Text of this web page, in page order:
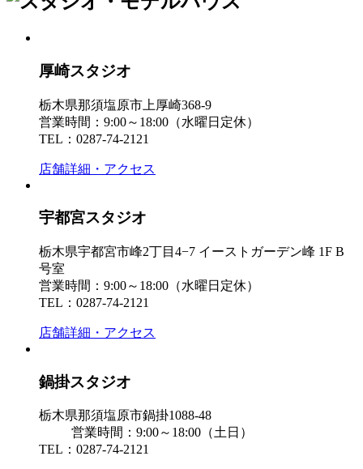
厚崎スタジオ
栃木県那須塩原市上厚崎368-9
営業時間：9:00～18:00（水曜日定休）
TEL：0287-74-2121
店舗詳細・アクセス
宇都宮スタジオ
栃木県宇都宮市峰2丁目4−7 イーストガーデン峰 1F B
号室
営業時間：9:00～18:00（水曜日定休）
TEL：0287-74-2121
店舗詳細・アクセス
鍋掛スタジオ
栃木県那須塩原市鍋掛1088-48
営業時間：9:00～18:00（土日）
TEL：0287-74-2121